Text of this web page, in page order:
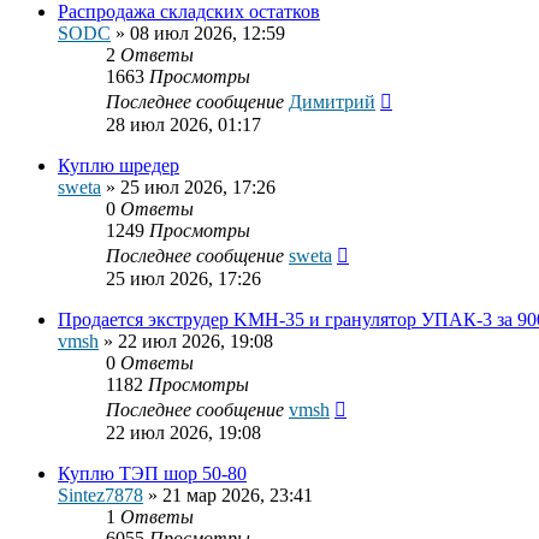
Распродажа складских остатков
SODC » 08 июл 2026, 12:59
2 Ответы
1663 Просмотры
Последнее сообщение Димитрий
28 июл 2026, 01:17
Куплю шредер
sweta » 25 июл 2026, 17:26
0 Ответы
1249 Просмотры
Последнее сообщение sweta
25 июл 2026, 17:26
Продается экструдер KMH-35 и гранулятор УПАК-3 за
vmsh » 22 июл 2026, 19:08
0 Ответы
1182 Просмотры
Последнее сообщение vmsh
22 июл 2026, 19:08
Куплю ТЭП шор 50-80
Sintez7878 » 21 мар 2026, 23:41
1 Ответы